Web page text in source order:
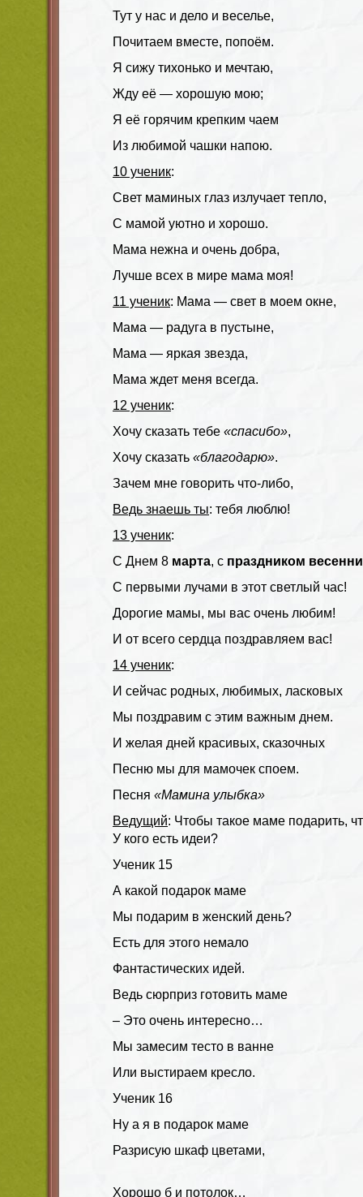
Тут у нас и дело и веселье,
Почитаем вместе, попоём.
Я сижу тихонько и мечтаю,
Жду её — хорошую мою;
Я её горячим крепким чаем
Из любимой чашки напою.
10 ученик:
Свет маминых глаз излучает тепло,
С мамой уютно и хорошо.
Мама нежна и очень добра,
Лучше всех в мире мама моя!
11 ученик: Мама — свет в моем окне,
Мама — радуга в пустыне,
Мама — яркая звезда,
Мама ждет меня всегда.
12 ученик:
Хочу сказать тебе «спасибо»,
Хочу сказать «благодарю».
Зачем мне говорить что-либо,
Ведь знаешь ты: тебя люблю!
13 ученик:
С Днем 8 марта, с праздником
С первыми лучами в этот светлый час!
Дорогие мамы, мы вас очень любим!
И от всего сердца поздравляем вас!
14 ученик:
И сейчас родных, любимых, ласковых
Мы поздравим с этим важным днем.
И желая дней красивых, сказочных
Песню мы для мамочек споем.
Песня «Мамина улыбка»
Ведущий: Чтобы такое маме подарить,
У кого есть идеи?
Ученик 15
А какой подарок маме
Мы подарим в женский день?
Есть для этого немало
Фантастических идей.
Ведь сюрприз готовить маме
– Это очень интересно…
Мы замесим тесто в ванне
Или выстираем кресло.
Ученик 16
Ну а я в подарок маме
Разрисую шкаф цветами,
Хорошо б и потолок…